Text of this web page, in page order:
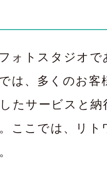
ォトスタジオ
は、多くのお客
たサービスと納
ここでは、リト